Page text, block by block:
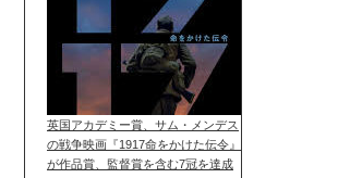
英国アカデミー賞、サム・メンデス
の戦争映画『1917命をかけた伝令』
が作品賞、監督賞を含む7冠を達成